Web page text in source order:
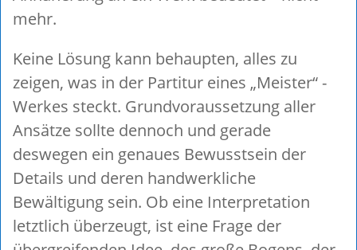
mehr.
Keine Lösung kann behaupten, alles zu
zeigen, was in der Partitur eines „Meister“ -
Werkes steckt. Grundvoraussetzung aller
Ansätze sollte dennoch und gerade
deswegen ein genaues Bewusstsein der
Details und deren handwerkliche
Bewältigung sein. Ob eine Interpretation
letztlich überzeugt, ist eine Frage der